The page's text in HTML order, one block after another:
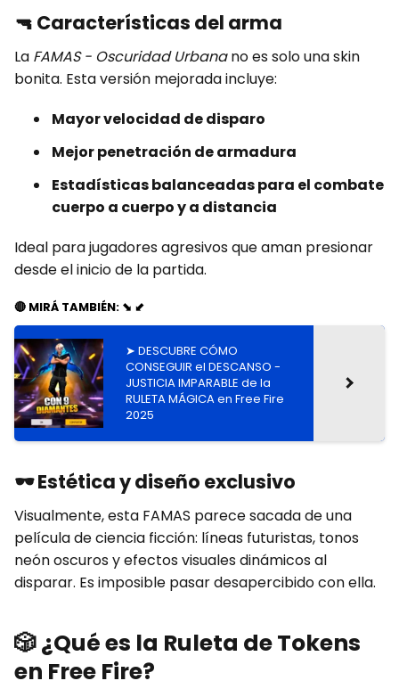
🔫 Características del arma
La FAMAS - Oscuridad Urbanano es solo una skin
bonita. Esta versión mejorada incluye:
Mayor velocidad de disparo
Mejor penetración de armadura
Estadísticas balanceadas para el combate
cuerpo a cuerpo y a distancia
Ideal para jugadores agresivos que aman presionar
desde el inicio de la partida.
🔴 MIRÁ TAMBIÉN: ⬊ ⬋
➤ DESCUBRE CÓMO
CONSEGUIR el DESCANSO -
JUSTICIA IMPARABLE de la
RULETA MÁGICA en Free Fire
2025
🕶️Estética y diseño exclusivo
Visualmente, esta FAMAS parece sacada de una
película de ciencia ficción: líneas futuristas, tonos
neón oscuros y efectos visuales dinámicos al
disparar. Es imposible pasar desapercibido con ella.
🎲¿Qué es la Ruleta de Tokens
en Free Fire?